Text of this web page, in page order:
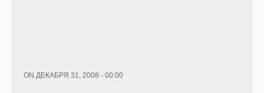
ON ДЕКАБРЯ 31, 2008 - 00:00